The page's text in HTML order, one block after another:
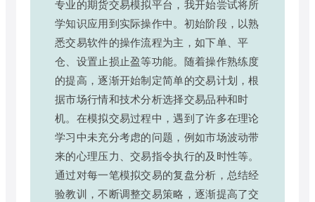
专业的期货交易模拟平台，我开始尝试将所
学知识应用到实际操作中。初始阶段，以熟
悉交易软件的操作流程为主，如下单、平
仓、设置止损止盈等功能。随着操作熟练度
的提高，逐渐开始制定简单的交易计划，根
据市场行情和技术分析选择交易品种和时
机。在模拟交易过程中，遇到了许多在理论
学习中未充分考虑的问题，例如市场波动带
来的心理压力、交易指令执行的及时性等。
通过对每一笔模拟交易的复盘分析，总结经
验教训，不断调整交易策略，逐渐提高了交